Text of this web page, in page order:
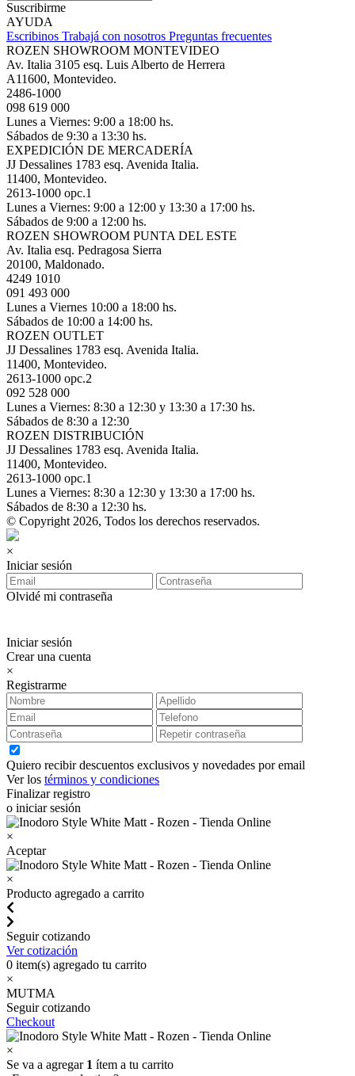
Suscribirme
AYUDA
Escribinos Trabajá con nosotros Preguntas frecuentes
ROZEN SHOWROOM MONTEVIDEO
Av. Italia 3105 esq. Luis Alberto de Herrera
A11600, Montevideo.
2486-1000
098 619 000
Lunes a Viernes: 9:00 a 18:00 hs.
Sábados de 9:30 a 13:30 hs.
EXPEDICIÓN DE MERCADERÍA
JJ Dessalines 1783 esq. Avenida Italia.
11400, Montevideo.
2613-1000 opc.1
Lunes a Viernes: 9:00 a 12:00 y 13:30 a 17:00 hs.
Sábados de 9:00 a 12:00 hs.
ROZEN SHOWROOM PUNTA DEL ESTE
Av. Italia esq. Pedragosa Sierra
20100, Maldonado.
4249 1010
091 493 000
Lunes a Viernes 10:00 a 18:00 hs.
Sábados de 10:00 a 14:00 hs.
ROZEN OUTLET
JJ Dessalines 1783 esq. Avenida Italia.
11400, Montevideo.
2613-1000 opc.2
092 528 000
Lunes a Viernes: 8:30 a 12:30 y 13:30 a 17:30 hs.
Sábados de 8:30 a 12:30
ROZEN DISTRIBUCIÓN
JJ Dessalines 1783 esq. Avenida Italia.
11400, Montevideo.
2613-1000 opc.1
Lunes a Viernes: 8:30 a 12:30 y 13:30 a 17:00 hs.
Sábados de 8:30 a 12:30 hs.
© Copyright 2026, Todos los derechos reservados.
×
Iniciar sesión
Olvidé mi contraseña
Iniciar sesión
Crear una cuenta
×
Registrarme
Quiero recibir descuentos exclusivos y novedades por email
Ver los términos y condiciones
Finalizar registro
o iniciar sesión
×
Aceptar
×
Producto agregado a carrito
Seguir cotizando
Ver cotización
0 item(s) agregado tu carrito
×
MUTMA
Seguir cotizando
Checkout
×
Se va a agregar 1 ítem a tu carrito